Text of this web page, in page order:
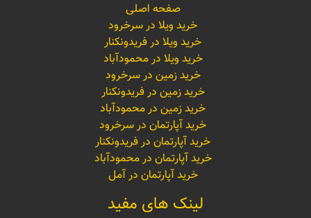
صفحه اصلی
خرید ویلا در سرخرود
خرید ویلا در فریدونکنار
خرید ویلا در محمودآباد
خرید زمین در سرخرود
خرید زمین در فریدونکنار
خرید زمین در محمودآباد
خرید آپارتمان در سرخرود
خرید آپارتمان در فریدونکنار
خرید آپارتمان در محمودآباد
خرید آپارتمان در آمل
لینک های مفید